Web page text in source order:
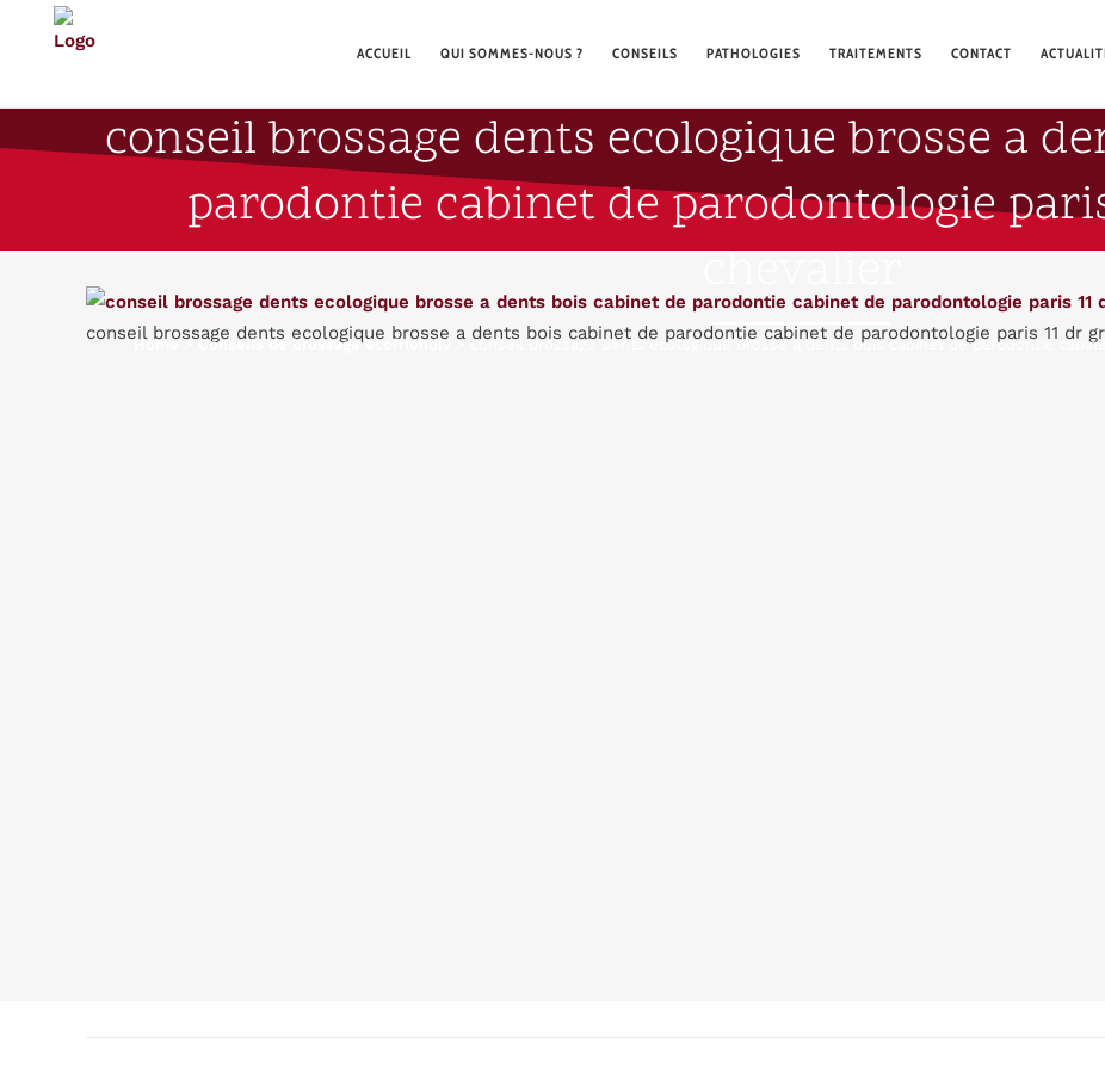
ACCUEIL QUI SOMMES-NOUS ? CONSEILS PATHOLOGIES TRAITEMENTS CONTACT
conseil brossage dents ecologique brosse a
parodontie cabinet de parodontologie
chevalier
Home>Conseils de brossage écofriendly > conseil brossage dents ecologique brosse a dents bois cabinet de parodontie
conseil brossage dents ecologique brosse a dents bois cabinet de parodontie cabinet de parodontologie paris 11 dr